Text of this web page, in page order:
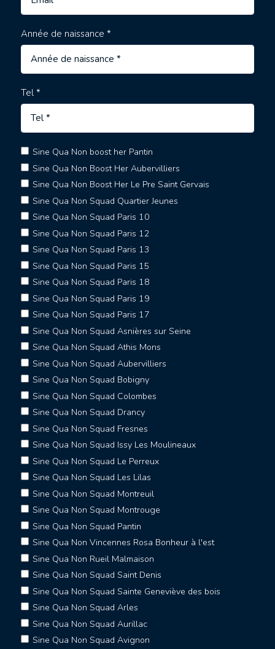
Année de naissance *
Tel *
Sine Qua Non boost her Pantin
Sine Qua Non Boost Her Aubervilliers
Sine Qua Non Boost Her Le Pre Saint Gervais
Sine Qua Non Squad Quartier Jeunes
Sine Qua Non Squad Paris 10
Sine Qua Non Squad Paris 12
Sine Qua Non Squad Paris 13
Sine Qua Non Squad Paris 15
Sine Qua Non Squad Paris 18
Sine Qua Non Squad Paris 19
Sine Qua Non Squad Paris 17
Sine Qua Non Squad Asnières sur Seine
Sine Qua Non Squad Athis Mons
Sine Qua Non Squad Aubervilliers
Sine Qua Non Squad Bobigny
Sine Qua Non Squad Colombes
Sine Qua Non Squad Drancy
Sine Qua Non Squad Fresnes
Sine Qua Non Squad Issy Les Moulineaux
Sine Qua Non Squad Le Perreux
Sine Qua Non Squad Les Lilas
Sine Qua Non Squad Montreuil
Sine Qua Non Squad Montrouge
Sine Qua Non Squad Pantin
Sine Qua Non Vincennes Rosa Bonheur à l'est
Sine Qua Non Rueil Malmaison
Sine Qua Non Squad Saint Denis
Sine Qua Non Squad Sainte Geneviève des bois
Sine Qua Non Squad Arles
Sine Qua Non Squad Aurillac
Sine Qua Non Squad Avignon